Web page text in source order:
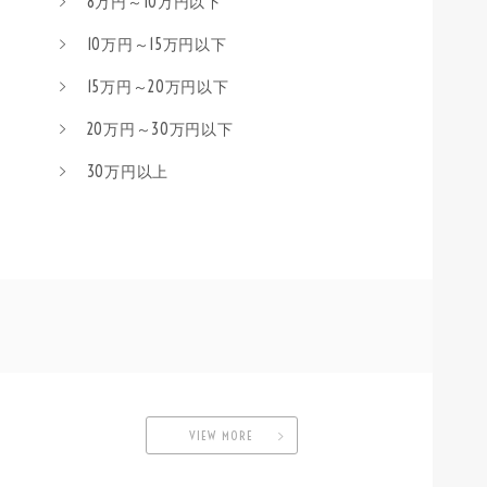
10万円～15万円以下
15万円～20万円以下
20万円～30万円以下
30万円以上
VIEW MORE